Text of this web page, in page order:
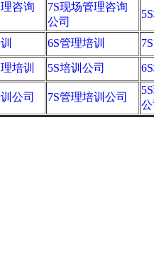
咨询
7S现场管理咨询
公司
6S管理培训
培训 5S培训公司
公司 7S管理培训公司
公